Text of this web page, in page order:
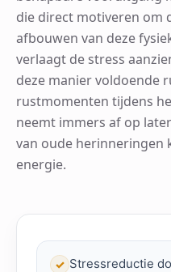
die direct motiveren om
afbouwen van deze
verlaagt de stress
deze manier voldoende
rustmomenten tijdens
neemt immers af op
van oude herinneringen
energie.
✓ Stressreductie